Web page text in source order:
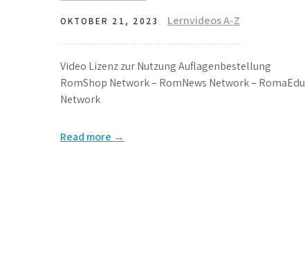
OKTOBER 21, 2023 Lernvideos A-Z
Video Lizenz zur Nutzung Auflagenbestellung
RomShop Network – RomNews Network – RomaEdu
Network
Read more →